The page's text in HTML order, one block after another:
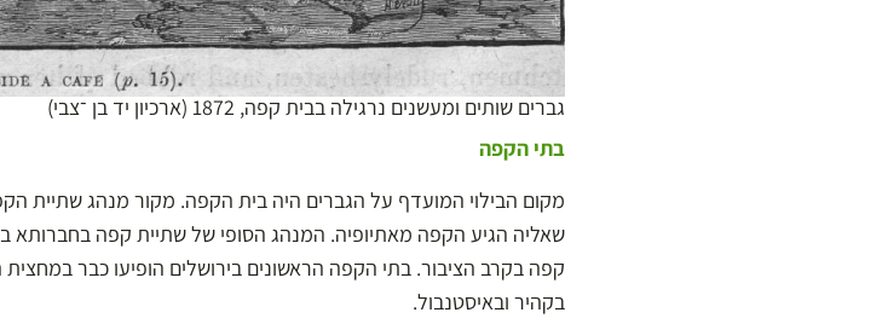
גברים שותים ומעשנים נרגילה בבית קפה, 1872 (ארכיון יד בן ־צבי)
בתי הקפה
מקום הבילוי המועדף על הגברים היה בית הקפה. מקור מנהג שתיית
שאליה הגיע הקפה מאתיופיה. המנהג הסופי של שתיית קפה בחברותא
בקהיר ובאיסטנבול.